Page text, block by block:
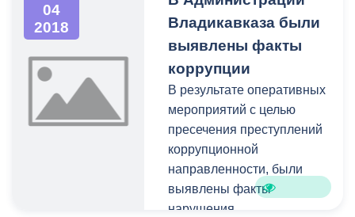
04
2018
Владикавказа были
выявлены факты
коррупции
В результате оперативных
мероприятий с целью
пресечения преступлений
коррупционной
направленности, были
выявлены факты
нарушения